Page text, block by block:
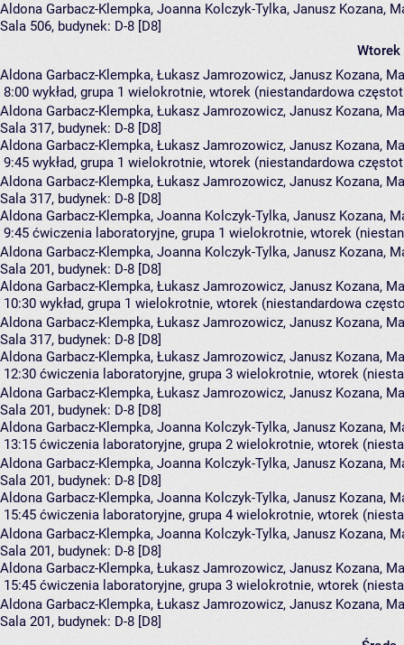
Aldona Garbacz-Klempka, Joanna Kolczyk-Tylka, Janusz Kozana,
Sala 506, budynek: D-8 [D8]
Wtorek
Aldona Garbacz-Klempka, Łukasz Jamrozowicz, Janusz Kozana,
8:00 wykład, grupa 1 wielokrotnie, wtorek (niestandardowa
Aldona Garbacz-Klempka, Łukasz Jamrozowicz, Janusz Kozana,
Sala 317, budynek: D-8 [D8]
Aldona Garbacz-Klempka, Łukasz Jamrozowicz, Janusz Kozana,
9:45 wykład, grupa 1 wielokrotnie, wtorek (niestandardowa
Aldona Garbacz-Klempka, Łukasz Jamrozowicz, Janusz Kozana,
Sala 317, budynek: D-8 [D8]
Aldona Garbacz-Klempka, Joanna Kolczyk-Tylka, Janusz Kozana,
9:45 ćwiczenia laboratoryjne, grupa 1 wielokrotnie, wtorek
Aldona Garbacz-Klempka, Joanna Kolczyk-Tylka, Janusz Kozana,
Sala 201, budynek: D-8 [D8]
Aldona Garbacz-Klempka, Łukasz Jamrozowicz, Janusz Kozana,
10:30 wykład, grupa 1 wielokrotnie, wtorek (niestandardowa
Aldona Garbacz-Klempka, Łukasz Jamrozowicz, Janusz Kozana,
Sala 317, budynek: D-8 [D8]
Aldona Garbacz-Klempka, Łukasz Jamrozowicz, Janusz Kozana,
12:30 ćwiczenia laboratoryjne, grupa 3 wielokrotnie, wtorek
Aldona Garbacz-Klempka, Łukasz Jamrozowicz, Janusz Kozana,
Sala 201, budynek: D-8 [D8]
Aldona Garbacz-Klempka, Joanna Kolczyk-Tylka, Janusz Kozana,
13:15 ćwiczenia laboratoryjne, grupa 2 wielokrotnie, wtorek
Aldona Garbacz-Klempka, Joanna Kolczyk-Tylka, Janusz Kozana,
Sala 201, budynek: D-8 [D8]
Aldona Garbacz-Klempka, Joanna Kolczyk-Tylka, Janusz Kozana,
15:45 ćwiczenia laboratoryjne, grupa 4 wielokrotnie, wtorek
Aldona Garbacz-Klempka, Joanna Kolczyk-Tylka, Janusz Kozana,
Sala 201, budynek: D-8 [D8]
Aldona Garbacz-Klempka, Łukasz Jamrozowicz, Janusz Kozana,
15:45 ćwiczenia laboratoryjne, grupa 3 wielokrotnie, wtorek
Aldona Garbacz-Klempka, Łukasz Jamrozowicz, Janusz Kozana,
Sala 201, budynek: D-8 [D8]